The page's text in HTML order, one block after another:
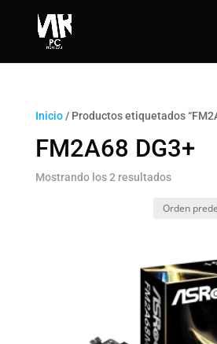
Inicio/ Productos etiquetados
FM2A68 DG3+
Mostrando los 2 resultados